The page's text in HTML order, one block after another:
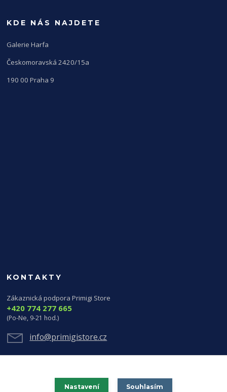
KDE NÁS NAJDETE
Galerie Harfa
Českomoravská 2420/15a
190 00 Praha 9
KONTAKTY
Zákaznická podpora Primigi Store
+420 774 277 665
(Po-Ne, 9-21 hod.)
info@primigistore.cz
Nastavení Souhlasím